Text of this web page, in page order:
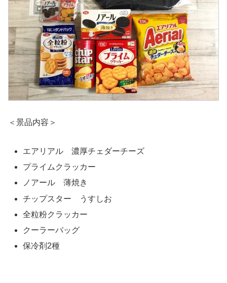
＜景品内容＞
エアリアル 濃厚チェダーチーズ
プライムクラッカー
ノアール 薄焼き
チップスター うすしお
全粒粉クラッカー
クーラーバッグ
保冷剤2種